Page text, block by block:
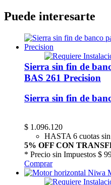
Puede interesarte
Sierra sin fin de
BAS 261 Precision
Sierra sin fin de
$ 1.096.120
HASTA 6 cuotas
5% OFF CON
* Precio sin Impuestos $
Comprar